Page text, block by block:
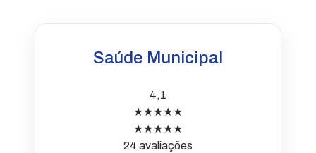
Saúde Municipal
4,1
★★★★★
★★★★★
24 avaliações